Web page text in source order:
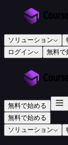
ソリューション
ログイン 無料で
修
向
け
研
無料で始める
無料で始める
ソリューション